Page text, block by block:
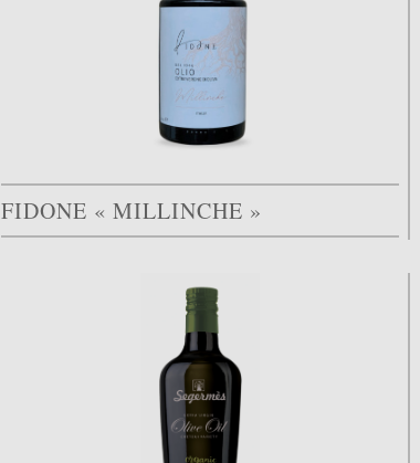
FIDONE « MILLINCHE »